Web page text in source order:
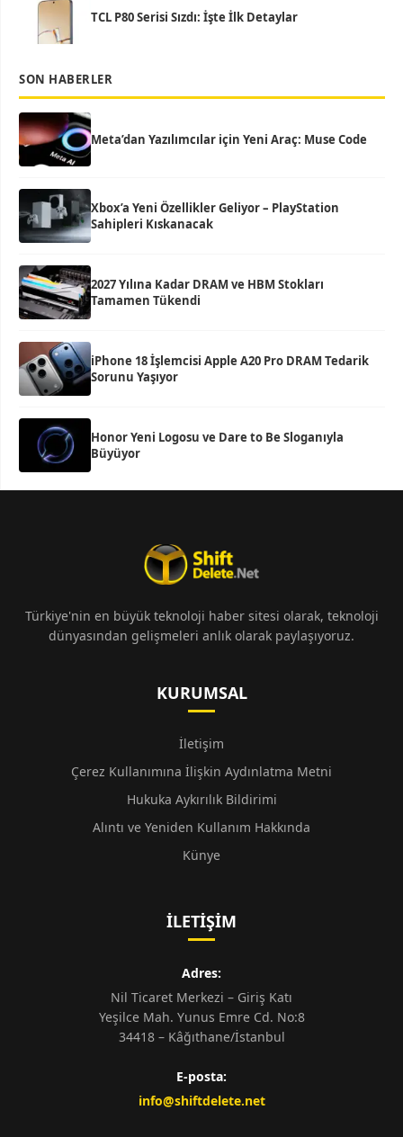
TCL P80 Serisi Sızdı: İşte İlk Detaylar
SON HABERLER
Meta’dan Yazılımcılar için Yeni Araç: Muse Code
Xbox’a Yeni Özellikler Geliyor – PlayStation
Sahipleri Kıskanacak
2027 Yılına Kadar DRAM ve HBM Stokları
Tamamen Tükendi
iPhone 18 İşlemcisi Apple A20 Pro DRAM Tedarik
Sorunu Yaşıyor
Honor Yeni Logosu ve Dare to Be Sloganıyla
Büyüyor
Türkiye'nin en büyük teknoloji haber sitesi olarak, teknoloji
dünyasından gelişmeleri anlık olarak paylaşıyoruz.
KURUMSAL
İletişim
Çerez Kullanımına İlişkin Aydınlatma Metni
Hukuka Aykırılık Bildirimi
Alıntı ve Yeniden Kullanım Hakkında
Künye
İLETIŞIM
Adres:
Nil Ticaret Merkezi – Giriş Katı
Yeşilce Mah. Yunus Emre Cd. No:8
34418 – Kâğıthane/İstanbul
E-posta:
info@shiftdelete.net